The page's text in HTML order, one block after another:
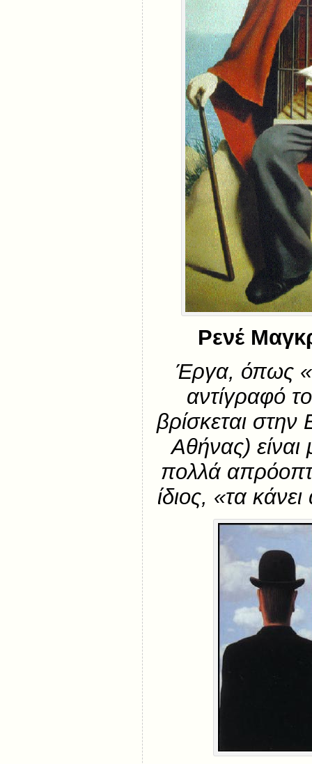
Ρενέ
Έργα, όπως
αντίγραφό
βρίσκεται στην
Αθήνας)
πολλά
ίδιος, «τα